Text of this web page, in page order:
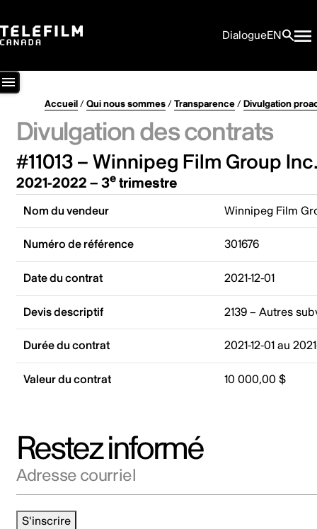
DialogueEN
Accueil/Qui nous sommes/Transparence/Divulgation
Divulgation des contrats
#11013 – Winnipeg Film Group
2021-2022 – 3etrimestre
Nom du vendeur Winnipeg Film
Numéro de référence 301676
Date du contrat 2021-12-01
Devis descriptif 2139 – Autres
Durée du contrat 2021-12-01 au
Valeur du contrat 10 000,00 $
Restez informé
S'inscrire